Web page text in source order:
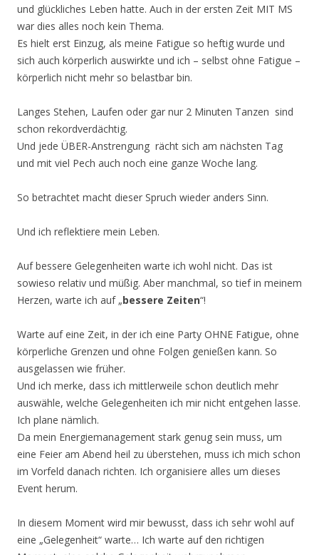
und glückliches Leben hatte. Auch in der ersten Zeit MIT MS
war dies alles noch kein Thema.
Es hielt erst Einzug, als meine Fatigue so heftig wurde und
sich auch körperlich auswirkte und ich – selbst ohne Fatigue –
körperlich nicht mehr so belastbar bin.
Langes Stehen, Laufen oder gar nur 2 Minuten Tanzen sind
schon rekordverdächtig.
Und jede ÜBER-Anstrengung rächt sich am nächsten Tag
und mit viel Pech auch noch eine ganze Woche lang.
So betrachtet macht dieser Spruch wieder anders Sinn.
Und ich reflektiere mein Leben.
Auf bessere Gelegenheiten warte ich wohl nicht. Das ist
sowieso relativ und müßig. Aber manchmal, so tief in meinem
Herzen, warte ich auf „bessere Zeiten“!
Warte auf eine Zeit, in der ich eine Party OHNE Fatigue, ohne
körperliche Grenzen und ohne Folgen genießen kann. So
ausgelassen wie früher.
Und ich merke, dass ich mittlerweile schon deutlich mehr
auswähle, welche Gelegenheiten ich mir nicht entgehen lasse.
Ich plane nämlich.
Da mein Energiemanagement stark genug sein muss, um
eine Feier am Abend heil zu überstehen, muss ich mich schon
im Vorfeld danach richten. Ich organisiere alles um dieses
Event herum.
In diesem Moment wird mir bewusst, dass ich sehr wohl auf
eine „Gelegenheit“ warte… Ich warte auf den richtigen